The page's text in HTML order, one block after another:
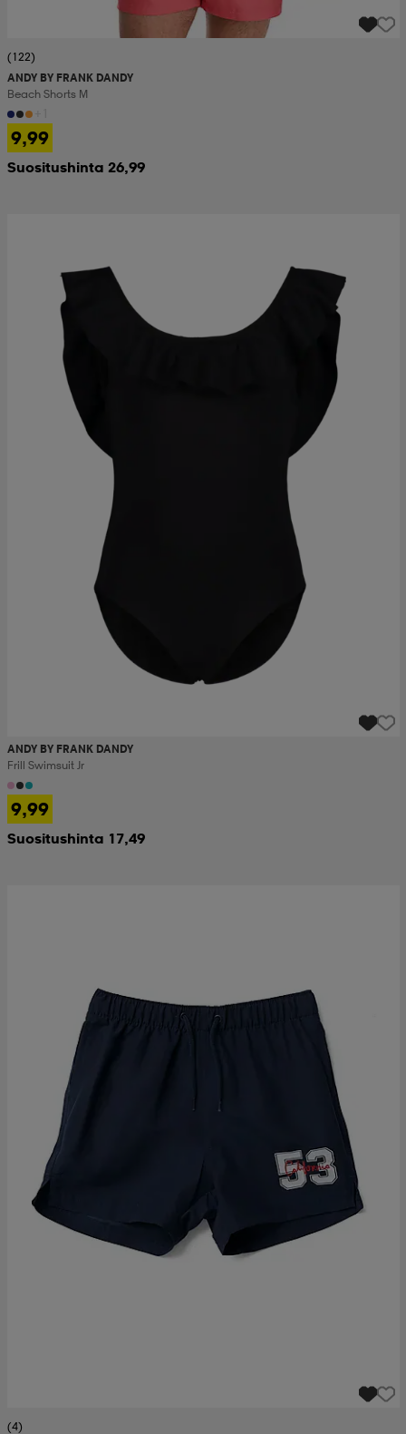
(122)
ANDY BY FRANK DANDY
Beach Shorts M
9,99
Suositushinta 26,99
ANDY BY FRANK DANDY
Frill Swimsuit Jr
9,99
Suositushinta 17,49
(4)